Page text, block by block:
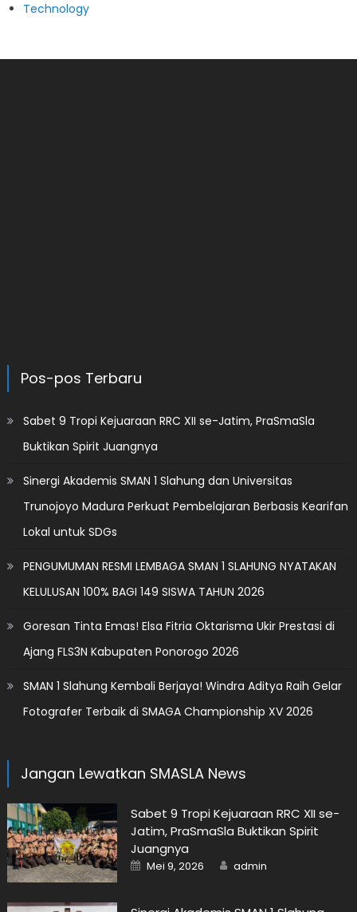
Technology
Pos-pos Terbaru
Sabet 9 Tropi Kejuaraan RRC XII se-Jatim, PraSmaSla
Buktikan Spirit Juangnya
Sinergi Akademis SMAN 1 Slahung dan Universitas
Trunojoyo Madura Perkuat Pembelajaran Berbasis Kearifan
Lokal untuk SDGs
PENGUMUMAN RESMI LEMBAGA SMAN 1 SLAHUNG NYATAKAN
KELULUSAN 100% BAGI 149 SISWA TAHUN 2026
Goresan Tinta Emas! Elsa Fitria Oktarisma Ukir Prestasi di
Ajang FLS3N Kabupaten Ponorogo 2026
SMAN 1 Slahung Kembali Berjaya! Windra Aditya Raih Gelar
Fotografer Terbaik di SMAGA Championship XV 2026
Jangan Lewatkan SMASLA News
Sabet 9 Tropi Kejuaraan RRC XII se-
Jatim, PraSmaSla Buktikan Spirit
Juangnya
Posted
on
Mei 9, 2026 Author
admin